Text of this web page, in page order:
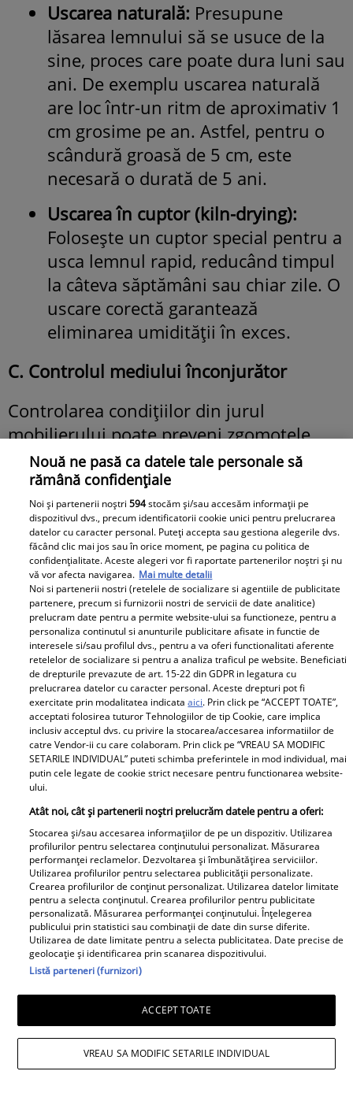
Uscarea naturală: Presupune
lăsarea lemnului să se usuce de la
sine, proces care poate dura luni sau
ani. De exemplu uscarea naturală
are loc într-un ritm de aproximativ 1
cm grosime pe an. Astfel, pentru o
scândură groasă de 5 cm, este
necesară o durată de 5 ani.
Uscarea în cuptor (kiln-drying):
Folosește un cuptor special pentru a
usca lemnul rapid, reducând timpul
la câteva săptămâni sau chiar zile. O
uscare corectă garantează
eliminarea umidității în exces.
C. Controlul mediului înconjurător
Controlarea condițiilor din jurul
mobilierului poate preveni zgomotele
nedorite. Utilizarea unui dezumidificator
sau a aerului condiționat ajută la
menținerea unei umidități și temperaturi
constante, asigurându-vă că lemnul nu
trece prin schimbări bruște care să
declanșeze tensiuni și sunete de crăpare.
D. Amplasarea mobilei este crucială
Unde așezi piesa de mobilier contează
mai mult decât crezi:
Evităgurile de ventilație cum ar fi
cele de laaerul condiționat(usucă
lemnul rapid).
Evită
lumina directă a soarelui
(provoacă variații mari de
temperatură).
Lasă spațiuîntre mobilă și perete
pentru circulația aerului.
În concluzie, zgomotele de crăpare la
mobilierul din lemn rustic pot fi prevenite
prin îngrijirea adecvată a materialului și
prin controlul mediului în care este
amplasat. Întreținerea regulată și un
Nouă ne pasă ca datele tale personale să
rămână confidențiale
Noi și partenerii noștri594stocăm și/sau accesăm informații pe
dispozitivul dvs., precum identificatorii cookie unici pentru prelucrarea
datelor cu caracter personal. Puteți accepta sau gestiona alegerile dvs.
făcând clic mai jos sau în orice moment, pe pagina cu politica de
confidențialitate. Aceste alegeri vor fi raportate partenerilor noștri și nu
vă vor afecta navigarea. Mai multe detalii
Noi si partenerii nostri (retelele de socializare si agentiile de publicitate
partenere, precum si furnizorii nostri de servicii de date analitice)
prelucram date pentru a permite website-ului sa functioneze, pentru a
personaliza continutul si anunturile publicitare afisate in functie de
interesele si/sau profilul dvs., pentru a va oferi functionalitati aferente
retelelor de socializare si pentru a analiza traficul pe website. Beneficiati
de drepturile prevazute de art. 15-22 din GDPR in legatura cu
prelucrarea datelor cu caracter personal. Aceste drepturi pot fi
exercitate prin modalitatea indicataaici. Prin click pe “ACCEPT TOATE”,
acceptati folosirea tuturor Tehnologiilor de tip Cookie, care implica
inclusiv acceptul dvs. cu privire la stocarea/accesarea informatiilor de
catre Vendor-ii cu care colaboram. Prin click pe “VREAU SA MODIFIC
SETARILE INDIVIDUAL” puteti schimba preferintele in mod individual, mai
putin cele legate de cookie strict necesare pentru functionarea website-
ului.
Atât noi, cât și partenerii noștri prelucrăm datele pentru a oferi:
Stocarea și/sau accesarea informațiilor de pe un dispozitiv. Utilizarea
profilurilor pentru selectarea conținutului personalizat. Măsurarea
performanței reclamelor. Dezvoltarea și îmbunătățirea serviciilor.
Utilizarea profilurilor pentru selectarea publicității personalizate.
Crearea profilurilor de conținut personalizat. Utilizarea datelor limitate
pentru a selecta conținutul. Crearea profilurilor pentru publicitate
personalizată. Măsurarea performanței conținutului. Înțelegerea
publicului prin statistici sau combinații de date din surse diferite.
Utilizarea de date limitate pentru a selecta publicitatea. Date precise de
geolocație și identificarea prin scanarea dispozitivului.
Listă parteneri (furnizori)
ACCEPT TOATE
VREAU SA MODIFIC SETARILE INDIVIDUAL